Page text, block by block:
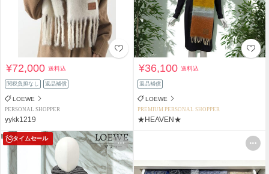
¥72,000送料込
関税負担なし 返品補償
LOEWE
PERSONAL SHOPPER
yykk1219
¥36,100送料込
返品補償
LOEWE
PREMIUM PERSONAL SHOPPER
★HEAVEN★
タイムセール